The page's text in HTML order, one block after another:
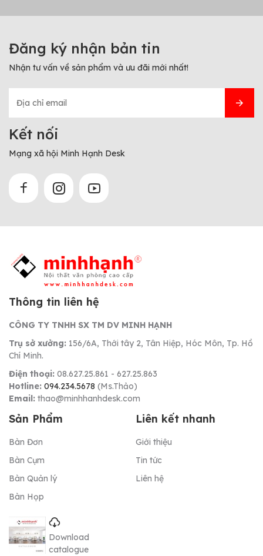
Đăng ký nhận bản tin
Nhận tư vấn về sản phẩm và ưu đãi mới nhất!
Kết nối
Mạng xã hội Minh Hạnh Desk
Thông tin liên hệ
CÔNG TY TNHH SX TM DV MINH HẠNH
Trụ sở xưởng: 156/6A, Thới tây 2, Tân Hiệp, Hóc Môn, Tp. Hồ
Chí Minh.
Điện thoại: 08.627.25.861 - 627.25.863
Hotline: 094.234.5678 (Ms.Thảo)
Email: thao@minhhanhdesk.com
Sản Phẩm
Bàn Đơn
Bàn Cụm
Bàn Quản lý
Bàn Họp
Download
catalogue
Liên kết nhanh
Giới thiệu
Tin tức
Liên hệ